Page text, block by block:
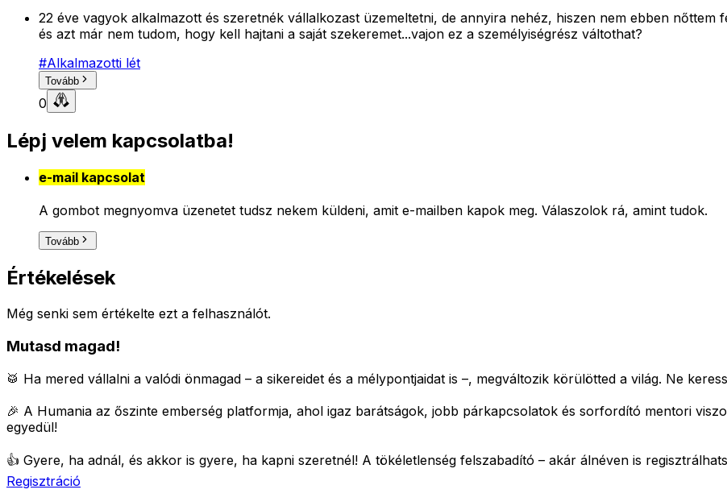
22 éve vagyok alkalmazott és szeretnék vállalkozast üzemeltetni, de annyira nehéz, hiszen nem ebben
és azt már nem tudom, hogy kell hajtani a saját szekeremet...vajon ez a személyiségrész váltothat?
#Alkalmazotti lét
Tovább
0
Lépj velem kapcsolatba!
e-mail kapcsolat
A gombot megnyomva üzenetet tudsz nekem küldeni, amit e-mailben kapok meg. Válaszolok rá, amint tudok.
Tovább
Értékelések
Még senki sem értékelte ezt a felhasználót.
Mutasd magad!
🥁 Ha mered vállalni a valódi önmagad – a sikereidet és a mélypontjaidat is –, megváltozik körülötted a világ. Ne
🎉 A Humania az őszinte emberség platformja, ahol igaz barátságok, jobb párkapcsolatok és sorfordító mentori
egyedül!
👍 Gyere, ha adnál, és akkor is gyere, ha kapni szeretnél! A tökéletlenség felszabadító – akár álnéven is
Regisztráció